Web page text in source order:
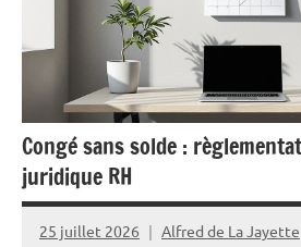
Congé sans solde :
juridique RH
25 juillet 2026 Alfred de La Jayette